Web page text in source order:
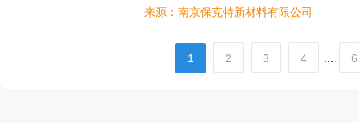
来源：南京保克特新材料有限公司
1 2 3 4 6